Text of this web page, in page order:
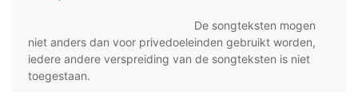
De songteksten mogen
niet anders dan voor privedoeleinden gebruikt worden,
iedere andere verspreiding van de songteksten is niet
toegestaan.